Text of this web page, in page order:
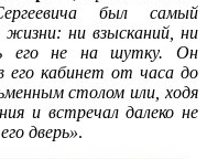
был самый
жизни: ни взысканий, ни
его не на шутку. Он
его кабинет от часа до
столом или, ходя
и встречал далеко не
дверь».